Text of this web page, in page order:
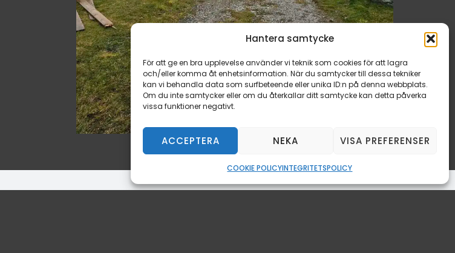
Hantera samtycke
För att ge en bra upplevelse använder vi teknik som cookies för att lagra
och/eller komma åt enhetsinformation. När du samtycker till dessa tekniker
kan vi behandla data som surfbeteende eller unika ID:n på denna webbplats.
Om du inte samtycker eller om du återkallar ditt samtycke kan detta påverka
vissa funktioner negativt.
ACCEPTERA NEKA VISA PREFERENSER
COOKIE POLICYINTEGRITETSPOLICY